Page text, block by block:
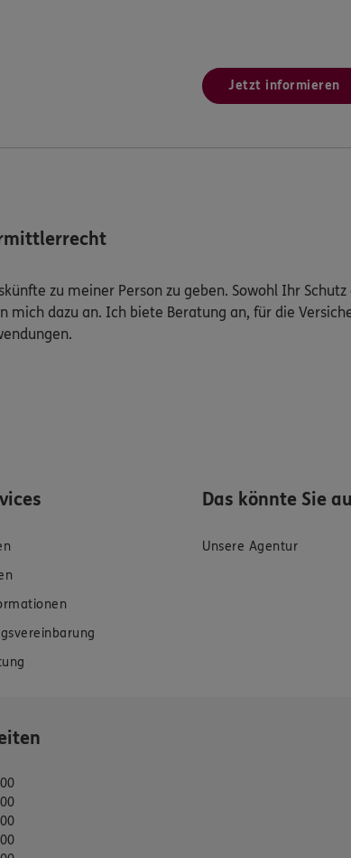
Jetzt informieren
zu meiner Person zu geben. Sowohl Ihr
mich dazu an. Ich biete Beratung an, für die
Das könnte Sie
Unsere Agentur